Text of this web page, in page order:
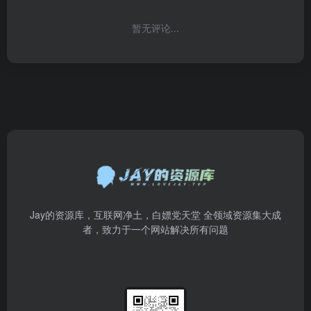
暂无评论...
Jay的资源库，互联网净土，白嫖党天堂 全领域资源集大成
者，致力于一个网站解决所有问题